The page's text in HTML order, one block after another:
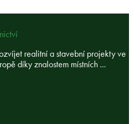
realitní a stavební projekty ve
díky znalostem místních ...